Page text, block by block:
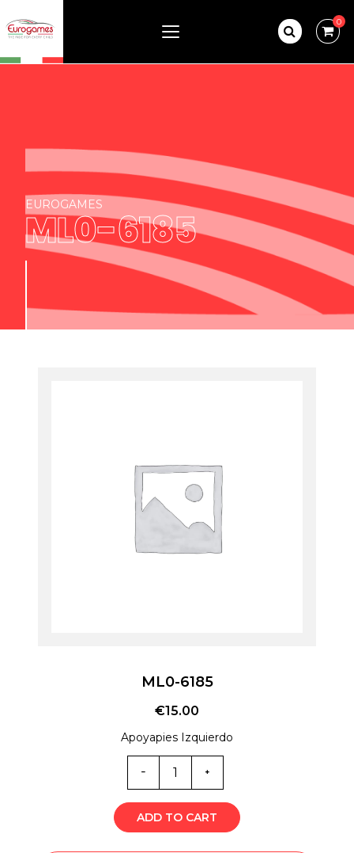
0
EUROGAMES
ML0-6185
ML0-6185
€15.00
Apoyapies Izquierdo
Cantidad
de
ML0-
6185
ADD TO CART